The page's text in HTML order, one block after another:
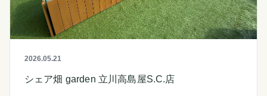
2026.05.21
シェア畑 garden 立川高島屋S.C.店